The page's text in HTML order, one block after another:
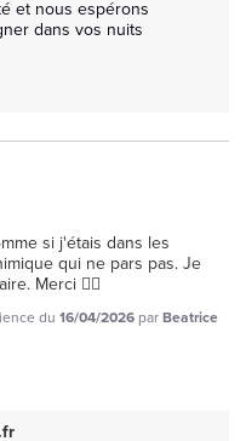
et nous espérons
dans vos nuits
si j'étais dans les
qui ne pars pas. Je
Merci 👍🏾
du 16/04/2026 parBeatrice